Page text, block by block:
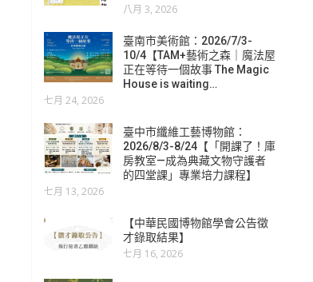
八月 3, 2026
臺南市美術館：2026/7/3-
10/4【TAM+藝術之森｜魔法屋
正在等待一個故事 The Magic
House is waiting…
七月 24, 2026
臺中市纖維工藝博物館：
2026/8/3-8/24【「開課了！庫
房教室—成為典藏文物守護者
的四堂課」專業培力課程】
七月 13, 2026
【中華民國博物館學會公告徵
才錄取結果】
七月 16, 2026